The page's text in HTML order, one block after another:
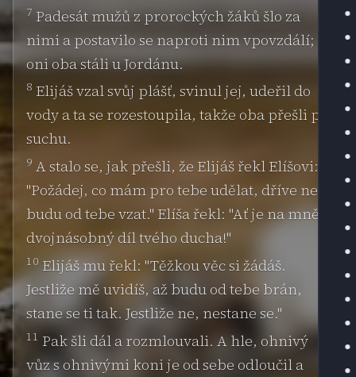
7 Padesát mužů z prorockých žáků šlo za
nimi a postavilo se naproti nim vpovzdálí; a
oni oba stáli u Jordánu.
8 Elijáš vzal svůj plášť, svinul jej, udeřil do
vody a ta se rozestoupila, takže oba přešli po
suchu.
9 A stalo se, jak přešli, že Elijáš řekl Elíšovi:
"Požádej, co mám pro tebe udělat, dříve než
budu od tebe vzat." Elíša řekl: "Ať je na mně
dvojnásobný díl tvého ducha!"
10 Elijáš mu řekl: "Těžkou věc si žádáš.
Jestliže mě uvidíš, až budu od tebe brán,
stane se ti tak. Jestliže ne, nestane se."
11 Pak šli dál a rozmlouvali. A hle, ohnivý
vůz s ohnivými koni je od sebe odloučil a